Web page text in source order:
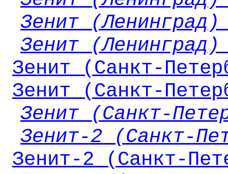
Зенит
Зенит
Зенит (Санкт-
Зенит (Санкт-
Зенит (Санкт-
Зенит-2 (Санкт-
Зенит-2 (Санкт-